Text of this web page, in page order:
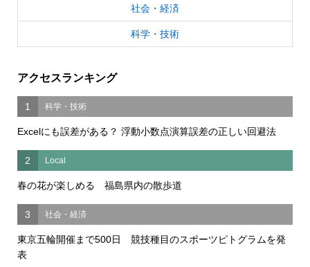
社会・経済
科学・技術
アクセスランキング
1 科学・技術
Excelにも誤差がある？ 浮動小数点演算誤差の正しい回避法
2 Local
春の花が楽しめる 福島県内の散歩道
3 社会・経済
東京五輪開催まで500日 競技種目のスポーツピトグラムを発
表